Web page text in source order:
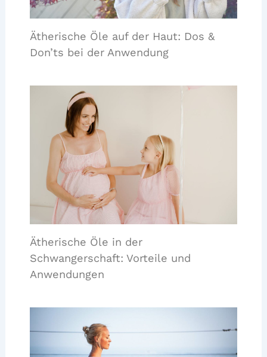
Ätherische Öle auf der Haut: Dos &
Don’ts bei der Anwendung
Ätherische Öle in der
Schwangerschaft: Vorteile und
Anwendungen